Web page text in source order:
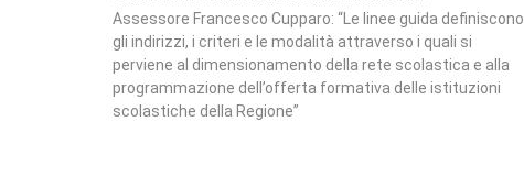
Assessore Francesco Cupparo: “Le linee guida definiscono
gli indirizzi, i criteri e le modalità attraverso i quali si
perviene al dimensionamento della rete scolastica e alla
programmazione dell’offerta formativa delle istituzioni
scolastiche della Regione”